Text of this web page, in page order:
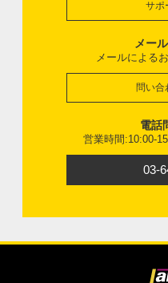
サポ
メー
メールによる
問い合
電話
営業時間:10:00-
03-